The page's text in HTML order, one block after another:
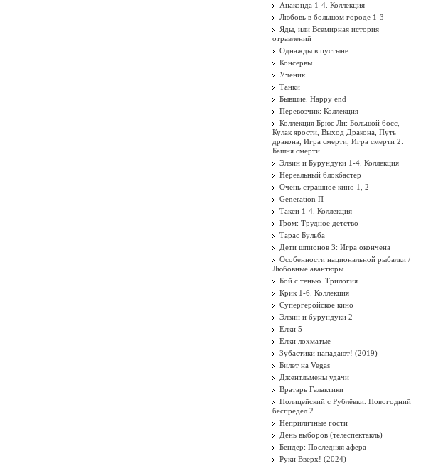
Анаконда 1-4. Коллекция
Любовь в большом городе 1-3
Яды, или Всемирная история
отравлений
Однажды в пустыне
Консервы
Ученик
Танки
Бывшие. Happy end
Перевозчик: Коллекция
Коллекция Брюс Ли: Большой босс,
Кулак ярости, Выход Дракона, Путь
дракона, Игра смерти, Игра смерти 2:
Башня смерти.
Элвин и Бурундуки 1-4. Коллекция
Нереальный блокбастер
Очень страшное кино 1, 2
Generation П
Такси 1-4. Коллекция
Гром: Трудное детство
Тарас Бульба
Дети шпионов 3: Игра окончена
Особенности национальной рыбалки /
Любовные авантюры
Бой с тенью. Трилогия
Крик 1-6. Коллекция
Супергеройское кино
Элвин и бурундуки 2
Ёлки 5
Ёлки лохматые
Зубастики нападают! (2019)
Билет на Vegas
Джентльмены удачи
Вратарь Галактики
Полицейский с Рублёвки. Новогодний
беспредел 2
Неприличные гости
День выборов (телеспектакль)
Бендер: Последняя афера
Руки Вверх! (2024)